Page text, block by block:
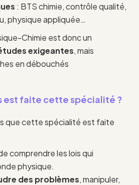
: BTS chimie, contrôle qualité,
physique appliquée…
Chimie est donc un
exigeantes, mais
en débouchés
est faite cette spécialité ?
que cette spécialité est faite
comprendre les lois qui
physique.
des problèmes, manipuler,